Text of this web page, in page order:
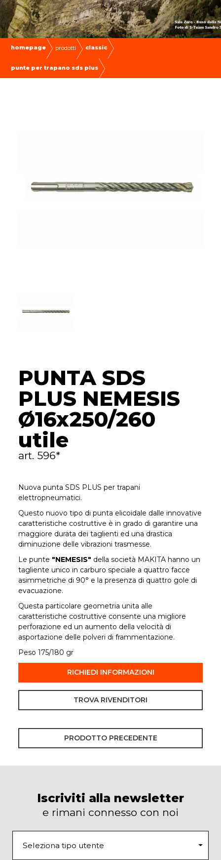
homepage prodotti classic
punte per trapano sds plus
PUNTA SDS
PLUS NEMESIS
Ø16x250/260
utile
art. 596*
Nuova punta SDS PLUS per trapani
elettropneumatici.
Questo nuovo tipo di punta elicoidale dalle innovative
caratteristiche costruttive è in grado di garantire una
maggiore durata dei taglienti ed una drastica
diminuzione delle vibrazioni trasmesse.
Le punte "NEMESIS" della società MAKITA hanno un
tagliente unico in carburo speciale a quattro facce
asimmetriche di 90° e la presenza di quattro gole di
evacuazione.
Questa particolare geometria unita alle
caratteristiche costruttive consente una migliore
perforazione ed un aumento della velocità di
asportazione delle polveri di frammentazione.
Peso 175/180 gr
RICHIEDI INFORMAZIONI
TROVA RIVENDITORI
PRODOTTO PRECEDENTE
Iscriviti alla newsletter
e rimani connesso con noi